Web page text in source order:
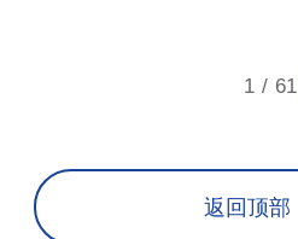
1 / 61
返回顶部